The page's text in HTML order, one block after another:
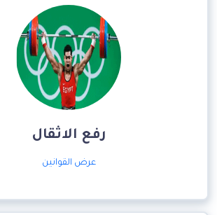
رفع الاثقال
عرض القوانين